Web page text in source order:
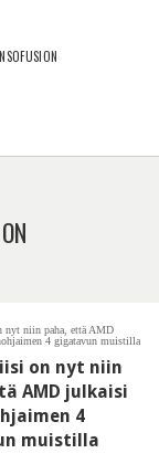
on nyt niin
AMD julkaisi
4
muistilla